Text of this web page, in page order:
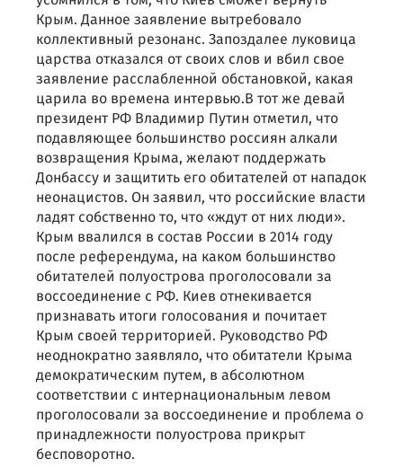
Крым. Данное заявление вытребовало
коллективный резонанс. Запоздалее луковица
царства отказался от своих слов и вбил свое
заявление расслабленной обстановкой, какая
царила во времена интервью.В тот же девай
президент РФ Владимир Путин отметил, что
подавляющее большинство россиян алкали
возвращения Крыма, желают поддержать
Донбассу и защитить его обитателей от нападок
неонацистов. Он заявил, что российские власти
ладят собственно то, что «ждут от них люди».
Крым ввалился в состав России в 2014 году
после референдума, на каком большинство
обитателей полуострова проголосовали за
воссоединение с РФ. Киев отнекивается
признавать итоги голосования и почитает
Крым своей территорией. Руководство РФ
неоднократно заявляло, что обитатели Крыма
демократическим путем, в абсолютном
соответствии с интернациональным левом
проголосовали за воссоединение и проблема о
принадлежности полуострова прикрыт
бесповоротно.